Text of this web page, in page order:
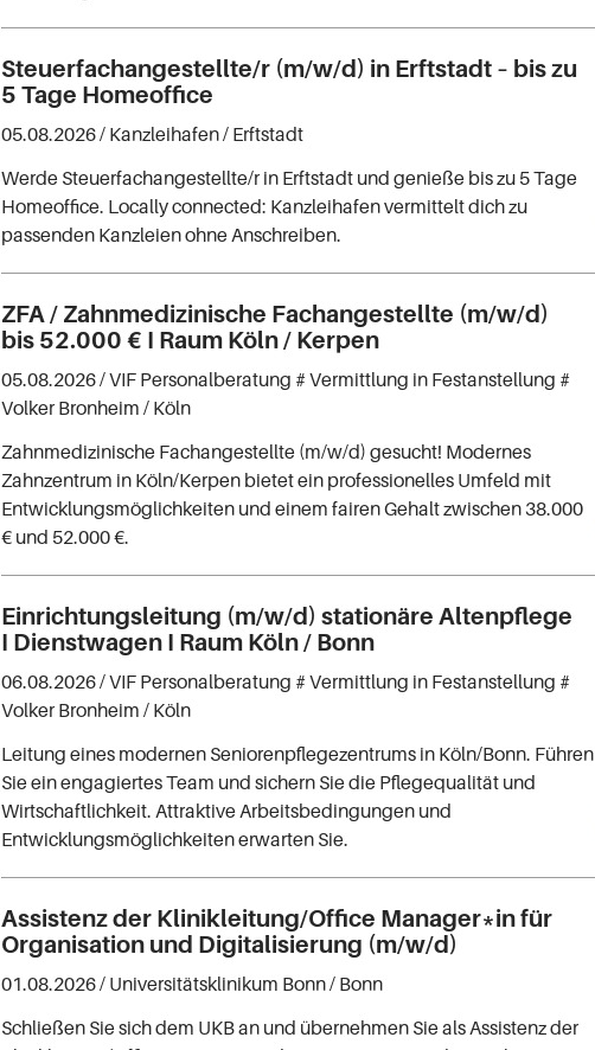
Steuerfachangestellte/r (m/w/d) in Erftstadt – bis zu
5 Tage Homeoffice
05.08.2026 / Kanzleihafen/ Erftstadt
Werde Steuerfachangestellte/r in Erftstadt und genieße bis zu 5 Tage
Homeoffice. Locally connected: Kanzleihafen vermittelt dich zu
passenden Kanzleien ohne Anschreiben.
ZFA / Zahnmedizinische Fachangestellte (m/w/d)
bis 52.000 € I Raum Köln / Kerpen
05.08.2026 /VIF Personalberatung # Vermittlung in Festanstellung #
Volker Bronheim / Köln
Zahnmedizinische Fachangestellte (m/w/d) gesucht! Modernes
Zahnzentrum in Köln/Kerpen bietet ein professionelles Umfeld mit
Entwicklungsmöglichkeiten und einem fairen Gehalt zwischen 38.000
€ und 52.000 €.
Einrichtungsleitung (m/w/d) stationäre Altenpflege
I Dienstwagen I Raum Köln / Bonn
06.08.2026 /VIF Personalberatung # Vermittlung in Festanstellung #
Volker Bronheim / Köln
Leitung eines modernen Seniorenpflegezentrums in Köln/Bonn. Führen
Sie ein engagiertes Team und sichern Sie die Pflegequalität und
Wirtschaftlichkeit. Attraktive Arbeitsbedingungen und
Entwicklungsmöglichkeiten erwarten Sie.
Assistenz der Klinikleitung/Office Manager*in für
Organisation und Digitalisierung (m/w/d)
01.08.2026 / Universitätsklinikum Bonn/ Bonn
Schließen Sie sich dem UKB an und übernehmen Sie als Assistenz der